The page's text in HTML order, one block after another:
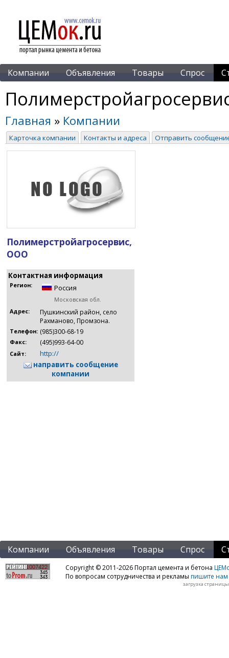
Компании Объявления Товары Спрос
Главная » Компании
Карточка компании Контакты и адреса Отправить
Полимерстройагросервис,
ООО
Контактная информация
Регион: Россия
Московская обл.
Адрес:
Пушкинский район, село
Рахманово, Промзона.
Телефон: (985)300-68-19
Факс: (495)993-64-00
Сайт:
http://
направить сообщение
компании
Компании Объявления Товары Спрос
Copyright © 2011-2026 Портал цемента и бетона
По вопросам сотрудничества и рекламы пишите нам
загрузка